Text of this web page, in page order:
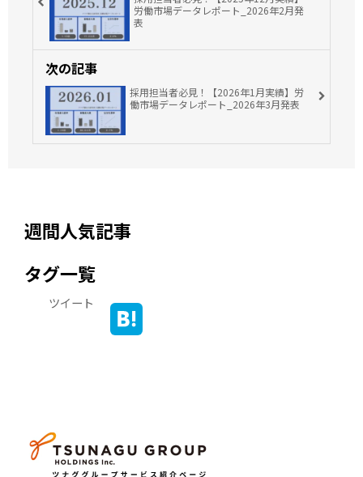
労働市場データレポート_2026年2月発
表
次の記事
採用担当者必見！【2026年1月実績】労
働市場データレポート_2026年3月発表
週間人気記事
タグ一覧
ツイート